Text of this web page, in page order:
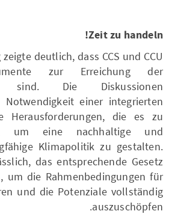
Zeit zu handeln!
deutlich, dass CCS und CCU
zur Erreichung der
sind. Die Diskussionen
Notwendigkeit einer integrierten
Herausforderungen, die es zu
um eine nachhaltige und
Klimapolitik zu gestalten.
das entsprechende Gesetz
um die Rahmenbedingungen für
und die Potenziale vollständig
auszuschöpfen.